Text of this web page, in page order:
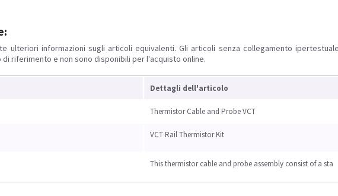
ulteriori informazioni sugli articoli equivalenti. Gli articoli senza collegamento
riferimento e non sono disponibili per l'acquisto online.
Dettagli dell'articolo
Thermistor Cable and Probe VCT
VCT Rail Thermistor Kit
This thermistor cable and probe assembly consist of a sta